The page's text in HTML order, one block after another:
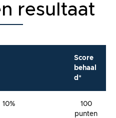
resultaat
Score
behaal
d*
10%
100
punten